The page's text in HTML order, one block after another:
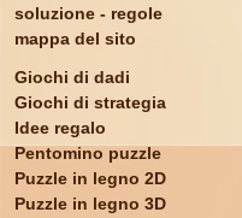
soluzione - regole
mappa del sito
Giochi di dadi
Giochi di strategia
Idee regalo
Pentomino puzzle
Puzzle in legno 2D
Puzzle in legno 3D